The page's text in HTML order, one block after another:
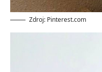
Zdroj: Pinterest.com